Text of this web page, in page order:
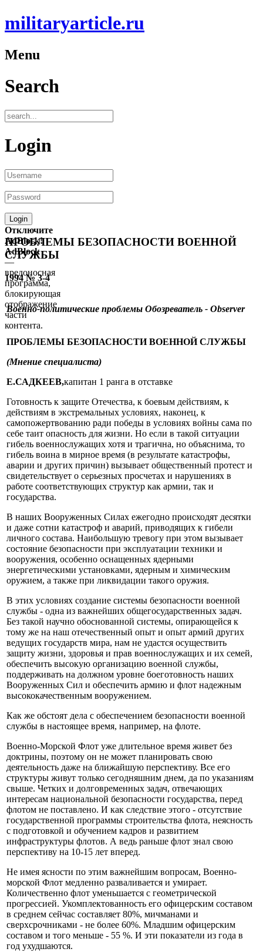
militaryarticle.ru
Menu
Search
Login
Отключите
AdBlock!
AdBlock
—
вредоносная
программа,
блокирующая
отображение
части
контента.
ПРОБЛЕМЫ БЕЗОПАСНОСТИ ВОЕННОЙ
СЛУЖБЫ
1994 № 3-4
Военно-политические проблемы Обозреватель - Observer
ПРОБЛЕМЫ БЕЗОПАСНОСТИ ВОЕННОЙ СЛУЖБЫ
(Мнение специалиста)
Е.САДКЕЕВ,капитан 1 ранга в отставке
Готовность к защите Отечества, к боевым действиям, к
действиям в экстремальных условиях, наконец, к
самопожертвованию ради победы в условиях войны сама по
себе таит опасность для жизни. Но если в такой ситуации
гибель военнослужащих хотя и трагична, но объяснима, то
гибель воина в мирное время (в результате катастрофы,
аварии и других причин) вызывает общественный протест и
свидетельствует о серьезных просчетах и нарушениях в
работе соответствующих структур как армии, так и
государства.
В наших Вооруженных Силах ежегодно происходят десятки
и даже сотни катастроф и аварий, приводящих к гибели
личного состава. Наибольшую тревогу при этом вызывает
состояние безопасности при эксплуатации техники и
вооружения, особенно оснащенных ядерными
энергетическими установками, ядерным и химическим
оружием, а также при ликвидации такого оружия.
В этих условиях создание системы безопасности военной
службы - одна из важнейших общегосударственных задач.
Без такой научно обоснованной системы, опирающейся к
тому же на наш отечественный опыт и опыт армий других
ведущих государств мира, нам не удастся осуществить
защиту жизни, здоровья и прав военнослужащих и их семей,
обеспечить высокую организацию военной службы,
поддерживать на должном уровне боеготовность наших
Вооруженных Сил и обеспечить армию и флот надежным
высококачественным вооружением.
Как же обстоят дела с обеспечением безопасности военной
службы в настоящее время, например, на флоте.
Военно-Морской Флот уже длительное время живет без
доктрины, поэтому он не может планировать свою
деятельность даже на ближайшую перспективу. Все его
структуры живут только сегодняшним днем, да по указаниям
свыше. Четких и долговременных задач, отвечающих
интересам национальной безопасности государства, перед
флотом не поставлено. И как следствие этого - отсутствие
государственной программы строительства флота, неясность
с подготовкой и обучением кадров и развитием
инфраструктуры флотов. А ведь раньше флот знал свою
перспективу на 10-15 лет вперед.
Не имея ясности по этим важнейшим вопросам, Военно-
морской Флот медленно разваливается и умирает.
Количественно флот уменьшается с геометрической
прогрессией. Укомплектованность его офицерским составом
в среднем сейчас составляет 80%, мичманами и
сверхсрочниками - не более 60%. Младшим офицерским
составом и того меньше - 55 %. И эти показатели из года в
год ухудшаются.